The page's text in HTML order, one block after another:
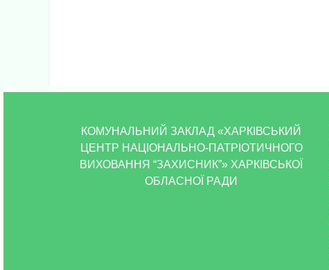
КОМУНАЛЬНИЙ ЗАКЛАД «ХАРКІВСЬКИЙ
ЦЕНТР НАЦІОНАЛЬНО-ПАТРІОТИЧНОГО
ВИХОВАННЯ “ЗАХИСНИК”» ХАРКІВСЬКОЇ
ОБЛАСНОЇ РАДИ